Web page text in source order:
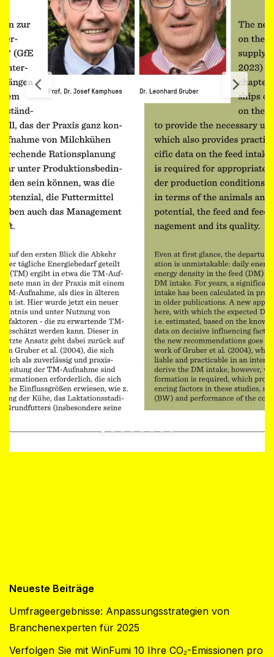
Neueste Beiträge
Umfrageergebnisse: Anpassungsstrategien von
Branchenexperten für 2025
Verfolgen Sie mit WinFumi 10 Ihre CO₂-Emissionen pro